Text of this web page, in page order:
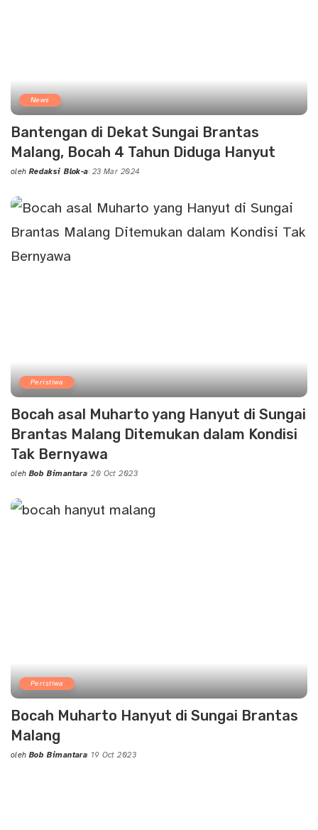
News
Bantengan di Dekat Sungai Brantas
Malang, Bocah 4 Tahun Diduga Hanyut
Posted
oleh Redaksi Blok-a 23 Mar 2024
Peristiwa
Bocah asal Muharto yang Hanyut di Sungai
Brantas Malang Ditemukan dalam Kondisi
Tak Bernyawa
Posted
oleh Bob Bimantara 20 Oct 2023
Peristiwa
Bocah Muharto Hanyut di Sungai Brantas
Malang
Posted
oleh Bob Bimantara 19 Oct 2023